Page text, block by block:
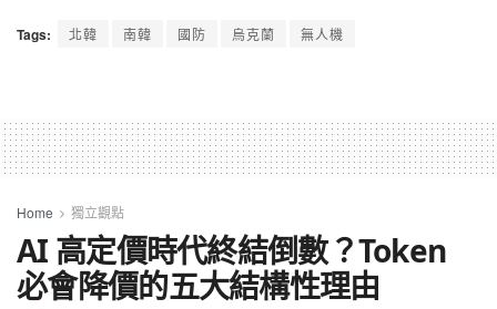
Tags: 北韓 南韓 國防 烏克蘭 無人機
Home 獨立觀點
AI 高定價時代終結倒數？Token
必會降價的五大結構性理由